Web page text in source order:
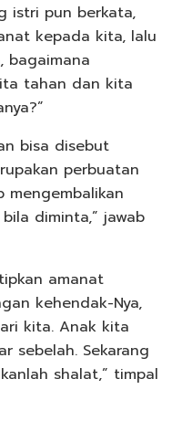
istri pun berkata,
kepada kita, lalu
bagaimana
tahan dan kita
bisa disebut
perbuatan
diminta,” jawab
amanat
kehendak-Nya,
kita. Anak kita
sebelah. Sekarang
shalat,” timpal